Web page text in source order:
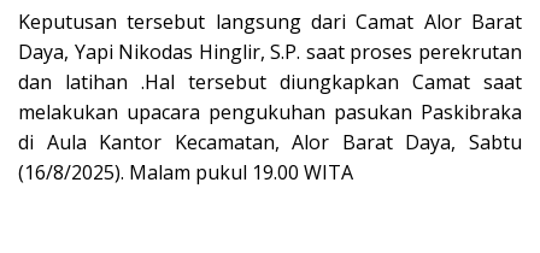
Keputusan tersebut langsung dari Camat Alor Barat
Daya, Yapi Nikodas Hinglir, S.P. saat proses perekrutan
dan latihan .Hal tersebut diungkapkan Camat saat
melakukan upacara pengukuhan pasukan Paskibraka
di Aula Kantor Kecamatan, Alor Barat Daya, Sabtu
(16/8/2025). Malam pukul 19.00 WITA